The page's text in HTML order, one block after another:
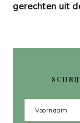
gerechten uit